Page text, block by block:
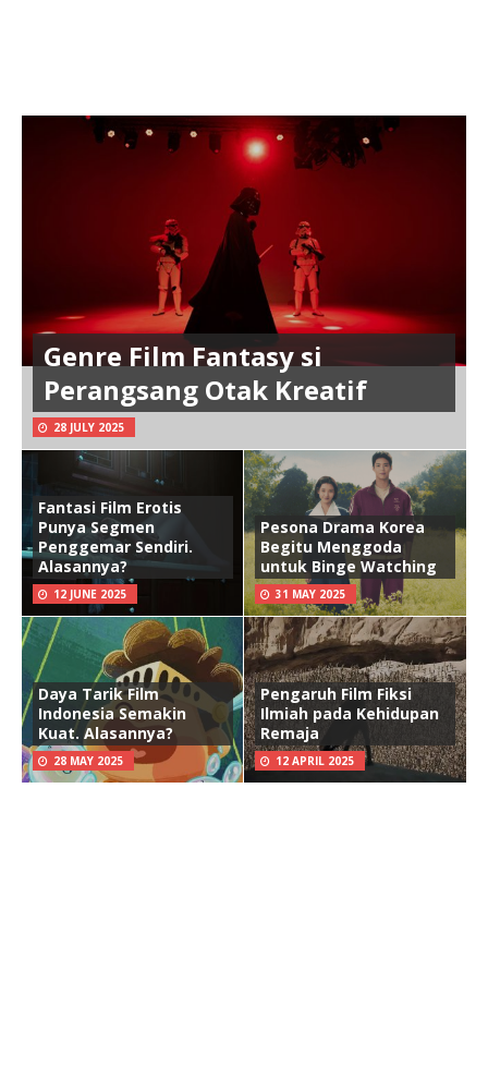
Genre Film Fantasy si
Perangsang Otak Kreatif
28 JULY 2025
Fantasi Film Erotis
Punya Segmen
Penggemar Sendiri.
Alasannya?
12 JUNE 2025
Pesona Drama Korea
Begitu Menggoda
untuk Binge Watching
31 MAY 2025
Daya Tarik Film
Indonesia Semakin
Kuat. Alasannya?
28 MAY 2025
Pengaruh Film Fiksi
Ilmiah pada Kehidupan
Remaja
12 APRIL 2025